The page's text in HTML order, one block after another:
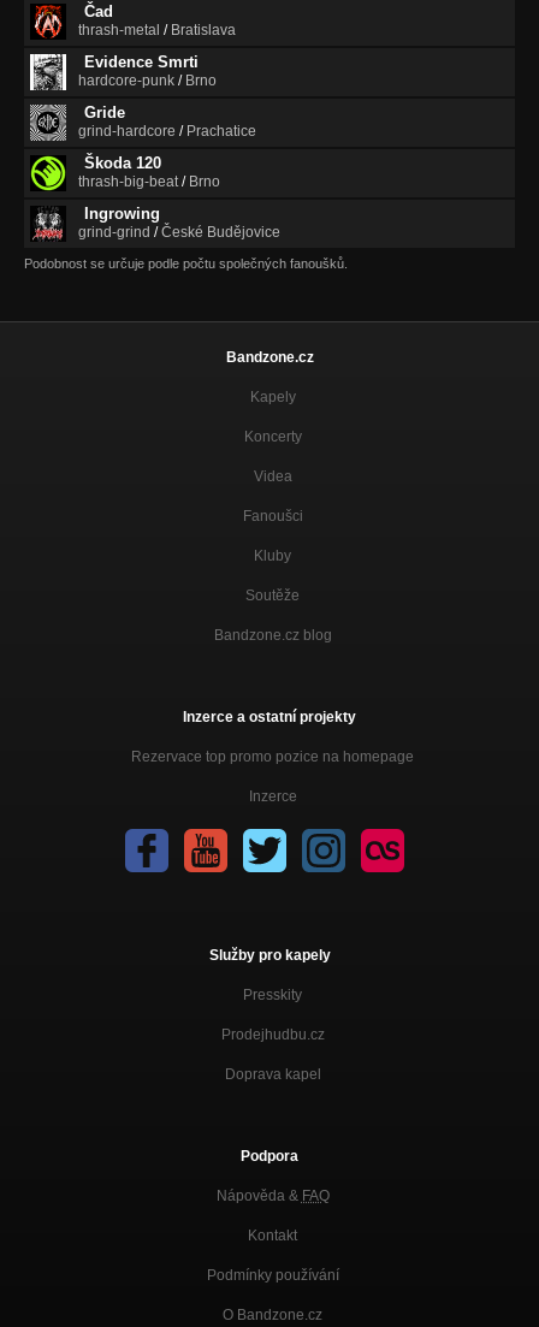
Čad
thrash-metal / Bratislava
Evidence Smrti
hardcore-punk / Brno
Gride
grind-hardcore / Prachatice
Škoda 120
thrash-big-beat / Brno
Ingrowing
grind-grind /České Budějovice
Podobnost se určuje podle počtu společných fanoušků.
Bandzone.cz
Kapely
Koncerty
Videa
Fanoušci
Kluby
Soutěže
Bandzone.cz blog
Inzerce a ostatní projekty
Rezervace top promo pozice na homepage
Inzerce
Služby pro kapely
Presskity
Prodejhudbu.cz
Doprava kapel
Podpora
Nápověda & FAQ
Kontakt
Podmínky používání
O Bandzone.cz